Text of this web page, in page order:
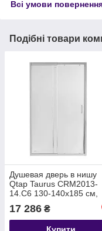
Всі умови
Подібні товари
Душевая дверь в нишу
Qtap Taurus CRM2013-
14.C6 130-140x185 см,
стекло Clear 6 мм,
покрытие CalcLess
17 286 ₴